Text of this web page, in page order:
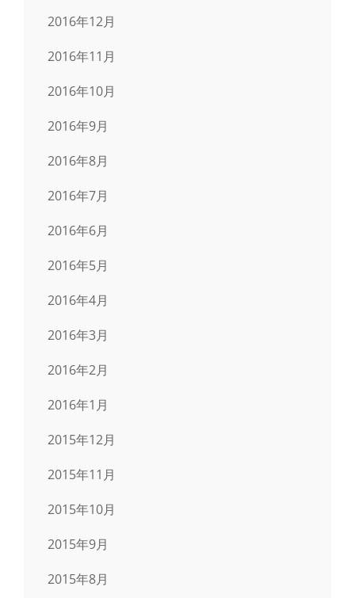
2016年12月
2016年11月
2016年10月
2016年9月
2016年8月
2016年7月
2016年6月
2016年5月
2016年4月
2016年3月
2016年2月
2016年1月
2015年12月
2015年11月
2015年10月
2015年9月
2015年8月